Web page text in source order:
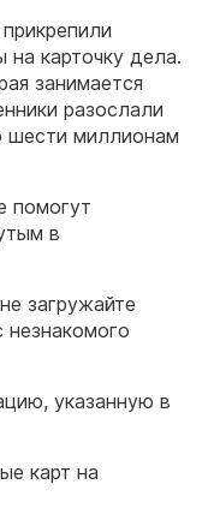
карточку дела.
занимается
разослали
шести миллионам
помогут
в
загружайте
указанную в
карт на